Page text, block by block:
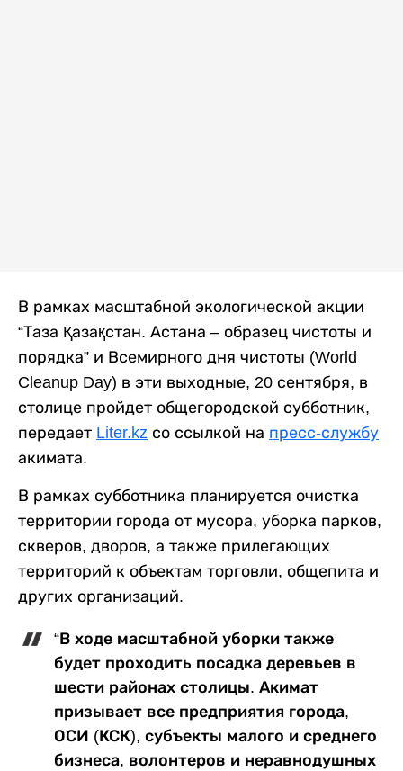
В рамках масштабной экологической акции
“Таза Қазақстан. Астана – образец чистоты и
порядка” и Всемирного дня чистоты (World
Cleanup Day) в эти выходные, 20 сентября, в
столице пройдет общегородской субботник,
передает Liter.kz со ссылкой на пресс-службу
акимата.
В рамках субботника планируется очистка
территории города от мусора, уборка парков,
скверов, дворов, а также прилегающих
территорий к объектам торговли, общепита и
других организаций.
“В ходе масштабной уборки также
будет проходить посадка деревьев в
шести районах столицы. Акимат
призывает все предприятия города,
ОСИ (КСК), субъекты малого и среднего
бизнеса, волонтеров и неравнодушных